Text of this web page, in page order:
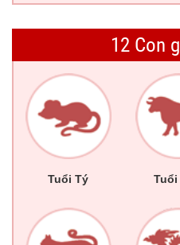
12 Con
Tuổi Tý Tuổi